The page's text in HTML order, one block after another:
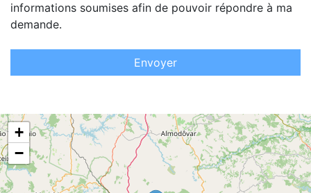
informations soumises afin de pouvoir répondre à ma
demande.
Envoyer
+
−